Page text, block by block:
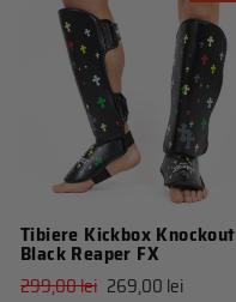
Tibiere Kickbox Knockout
Black Reaper FX
Pret
299,00 lei Pret
269,00 lei